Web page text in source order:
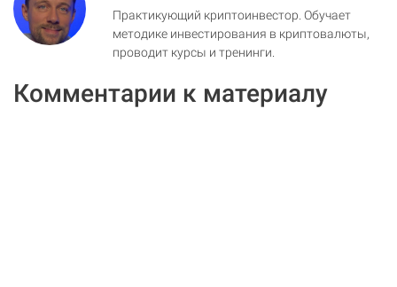
Практикующий криптоинвестор. Обучает
методике инвестирования в криптовалюты,
проводит курсы и тренинги.
Комментарии к материалу